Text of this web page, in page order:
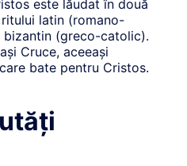
este lăudat în două
latin (romano-
(greco-catolic).
Cruce, aceeași
bate pentru Cristos.